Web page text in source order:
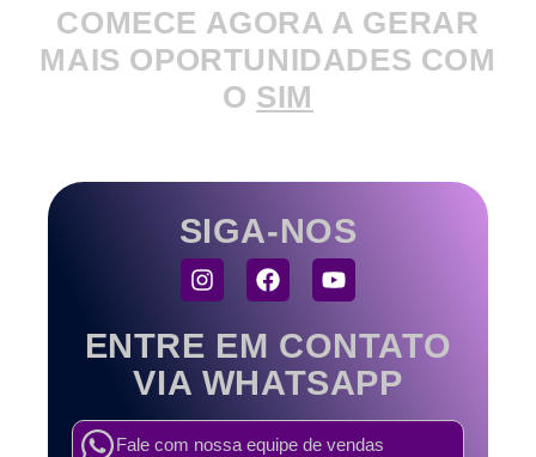
COMECE AGORA A GERAR
MAIS OPORTUNIDADES COM
O SIM
SIGA-NOS
ENTRE EM CONTATO
VIA WHATSAPP
Fale com nossa equipe de vendas